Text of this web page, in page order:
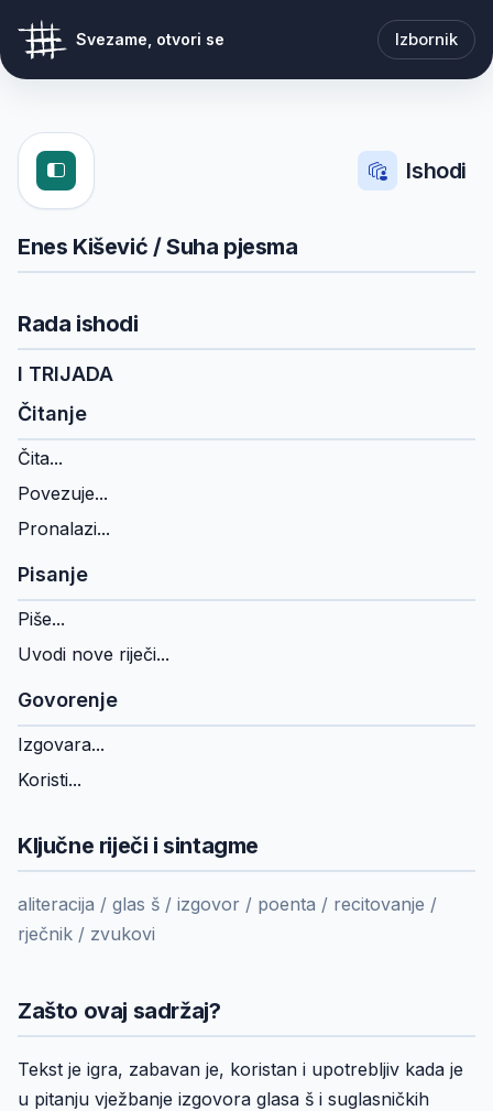
Svezame, otvori se Izbornik
Ishodi
Enes Kišević / Suha pjesma
Rada ishodi
I TRIJADA
Čitanje
Čita...
Povezuje...
Pronalazi...
Pisanje
Piše...
Uvodi nove riječi...
Govorenje
Izgovara...
Koristi...
Ključne riječi i sintagme
aliteracija / glas š / izgovor / poenta / recitovanje /
rječnik / zvukovi
Zašto ovaj sadržaj?
Tekst je igra, zabavan je, koristan i upotrebljiv kada je
u pitanju vježbanje izgovora glasa š i suglasničkih